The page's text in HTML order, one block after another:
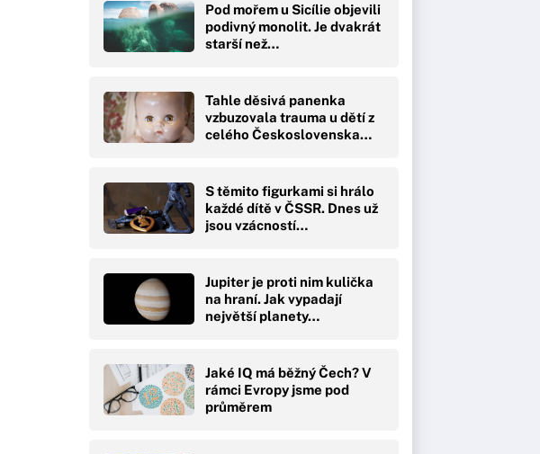
Pod mořem u Sicílie objevili
podivný monolit. Je dvakrát
starší než…
Tahle děsivá panenka
vzbuzovala trauma u dětí z
celého Československa…
S těmito figurkami si hrálo
každé dítě v ČSSR. Dnes už
jsou vzácností…
Jupiter je proti nim kulička
na hraní. Jak vypadají
největší planety…
Jaké IQ má běžný Čech? V
rámci Evropy jsme pod
průměrem